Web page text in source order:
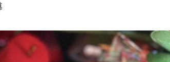
大雨特報開炸 06:40